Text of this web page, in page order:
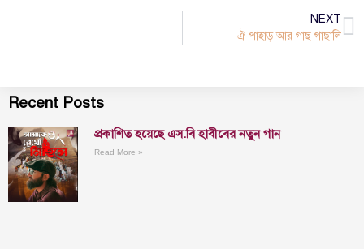
NEXT
ঐ পাহাড় আর গাছ গাছালি
Recent Posts
প্রকাশিত হয়েছে এস.বি হাবীবের নতুন গান
Read More »